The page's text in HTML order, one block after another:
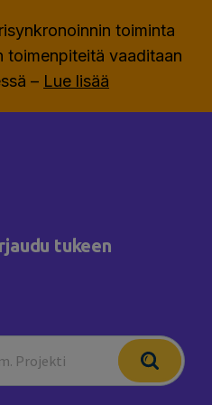
toiminta
toimenpiteitä vaaditaan
– Lue lisää
tukeen